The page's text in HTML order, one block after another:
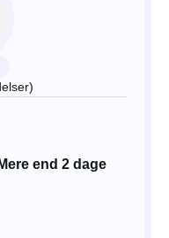
end 2 dage